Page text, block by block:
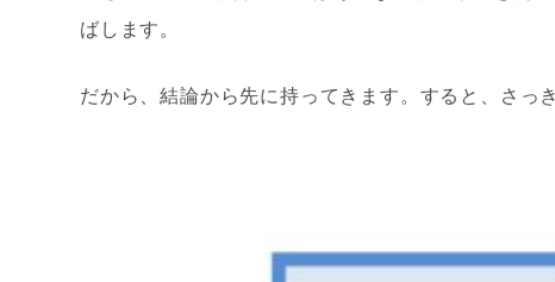
ばします。
だから、結論から先に持ってきます。すると、さっ